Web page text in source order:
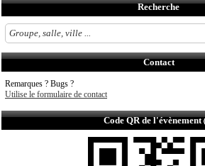
Recherche
Contact
Remarques ? Bugs ?
Utilise le formulaire de contact
Code QR de l'évènement